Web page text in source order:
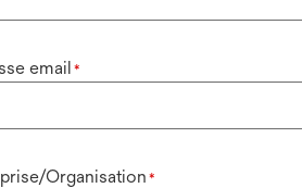
email *
Organisation *